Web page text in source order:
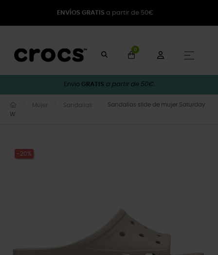
ENVÍOS GRATIS a partir de 50€
0
☰
Envío GRATIS a partir de 50€.
Mujer Sandalias
Sandalias slide de mujer Saturday
W
-20%